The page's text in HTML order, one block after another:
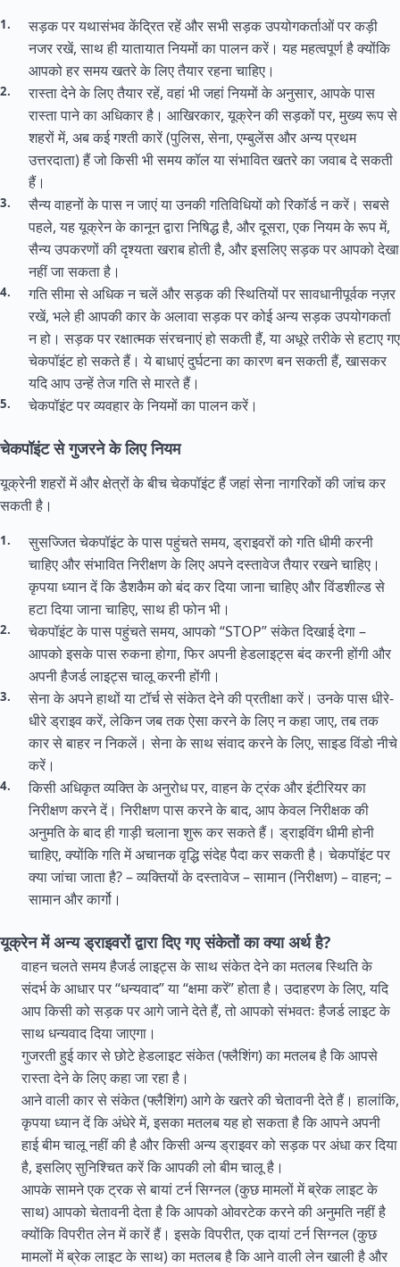
सड़क पर यथासंभव केंद्रित रहें और सभी सड़क उपयोगकर्ताओं पर कड़ी
नजर रखें, साथ ही यातायात नियमों का पालन करें। यह महत्वपूर्ण है क्योंकि
आपको हर समय खतरे के लिए तैयार रहना चाहिए।
रास्ता देने के लिए तैयार रहें, वहां भी जहां नियमों के अनुसार, आपके पास
रास्ता पाने का अधिकार है। आखिरकार, यूक्रेन की सड़कों पर, मुख्य रूप से
शहरों में, अब कई गश्ती कारें (पुलिस, सेना, एम्बुलेंस और अन्य प्रथम
उत्तरदाता) हैं जो किसी भी समय कॉल या संभावित खतरे का जवाब दे सकती
हैं।
सैन्य वाहनों के पास न जाएं या उनकी गतिविधियों को रिकॉर्ड न करें। सबसे
पहले, यह यूक्रेन के कानून द्वारा निषिद्ध है, और दूसरा, एक नियम के रूप में,
सैन्य उपकरणों की दृश्यता खराब होती है, और इसलिए सड़क पर आपको देखा
नहीं जा सकता है।
गति सीमा से अधिक न चलें और सड़क की स्थितियों पर सावधानीपूर्वक नज़र
रखें, भले ही आपकी कार के अलावा सड़क पर कोई अन्य सड़क उपयोगकर्ता
न हो। सड़क पर रक्षात्मक संरचनाएं हो सकती हैं, या अधूरे तरीके से हटाए गए
चेकपॉइंट हो सकते हैं। ये बाधाएं दुर्घटना का कारण बन सकती हैं, खासकर
यदि आप उन्हें तेज गति से मारते हैं।
चेकपॉइंट पर व्यवहार के नियमों का पालन करें।
चेकपॉइंट से गुजरने के लिए नियम
यूक्रेनी शहरों में और क्षेत्रों के बीच चेकपॉइंट हैं जहां सेना नागरिकों की जांच कर
सकती है।
सुसज्जित चेकपॉइंट के पास पहुंचते समय, ड्राइवरों को गति धीमी करनी
चाहिए और संभावित निरीक्षण के लिए अपने दस्तावेज तैयार रखने चाहिए।
कृपया ध्यान दें कि डैशकैम को बंद कर दिया जाना चाहिए और विंडशील्ड से
हटा दिया जाना चाहिए, साथ ही फोन भी।
चेकपॉइंट के पास पहुंचते समय, आपको “STOP” संकेत दिखाई देगा –
आपको इसके पास रुकना होगा, फिर अपनी हेडलाइट्स बंद करनी होंगी और
अपनी हैजर्ड लाइट्स चालू करनी होंगी।
सेना के अपने हाथों या टॉर्च से संकेत देने की प्रतीक्षा करें। उनके पास धीरे-
धीरे ड्राइव करें, लेकिन जब तक ऐसा करने के लिए न कहा जाए, तब तक
कार से बाहर न निकलें। सेना के साथ संवाद करने के लिए, साइड विंडो नीचे
करें।
किसी अधिकृत व्यक्ति के अनुरोध पर, वाहन के ट्रंक और इंटीरियर का
निरीक्षण करने दें। निरीक्षण पास करने के बाद, आप केवल निरीक्षक की
अनुमति के बाद ही गाड़ी चलाना शुरू कर सकते हैं। ड्राइविंग धीमी होनी
चाहिए, क्योंकि गति में अचानक वृद्धि संदेह पैदा कर सकती है। चेकपॉइंट पर
क्या जांचा जाता है? – व्यक्तियों के दस्तावेज – सामान (निरीक्षण) – वाहन; –
सामान और कार्गो।
यूक्रेन में अन्य ड्राइवरों द्वारा दिए गए संकेतों का क्या अर्थ है?
वाहन चलते समय हैजर्ड लाइट्स के साथ संकेत देने का मतलब स्थिति के
संदर्भ के आधार पर “धन्यवाद” या “क्षमा करें” होता है। उदाहरण के लिए, यदि
आप किसी को सड़क पर आगे जाने देते हैं, तो आपको संभवतः हैजर्ड लाइट के
साथ धन्यवाद दिया जाएगा।
गुजरती हुई कार से छोटे हेडलाइट संकेत (फ्लैशिंग) का मतलब है कि आपसे
रास्ता देने के लिए कहा जा रहा है।
आने वाली कार से संकेत (फ्लैशिंग) आगे के खतरे की चेतावनी देते हैं। हालांकि,
कृपया ध्यान दें कि अंधेरे में, इसका मतलब यह हो सकता है कि आपने अपनी
हाई बीम चालू नहीं की है और किसी अन्य ड्राइवर को सड़क पर अंधा कर दिया
है, इसलिए सुनिश्चित करें कि आपकी लो बीम चालू है।
आपके सामने एक ट्रक से बायां टर्न सिग्नल (कुछ मामलों में ब्रेक लाइट के
साथ) आपको चेतावनी देता है कि आपको ओवरटेक करने की अनुमति नहीं है
क्योंकि विपरीत लेन में कारें हैं। इसके विपरीत, एक दायां टर्न सिग्नल (कुछ
मामलों में ब्रेक लाइट के साथ) का मतलब है कि आने वाली लेन खाली है और